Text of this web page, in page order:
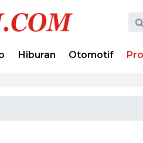
Hiburan Otomotif